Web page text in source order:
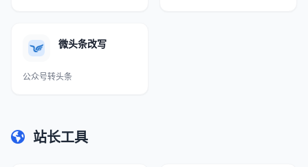
微头条改写
公众号转头条
站长工具